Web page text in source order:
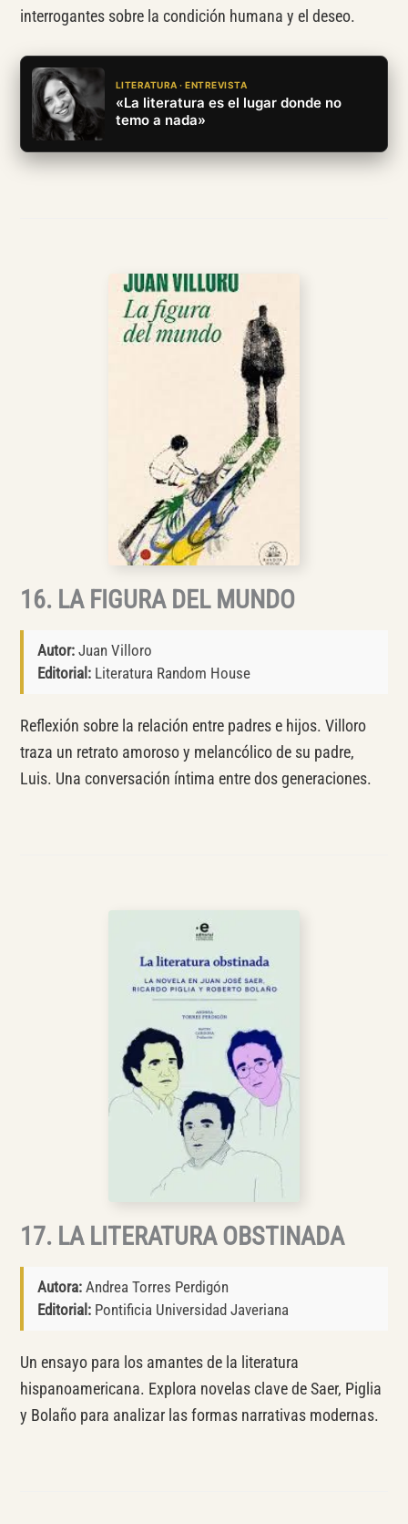
interrogantes sobre la condición humana y el deseo.
LITERATURA · ENTREVISTA
«La literatura es el lugar donde no
temo a nada»
16. LA FIGURA DEL MUNDO
Autor:Juan Villoro
Editorial:Literatura Random House
Reflexión sobre la relación entre padres e hijos. Villoro
traza un retrato amoroso y melancólico de su padre,
Luis. Una conversación íntima entre dos generaciones.
17. LA LITERATURA OBSTINADA
Autora:Andrea Torres Perdigón
Editorial:Pontificia Universidad Javeriana
Un ensayo para los amantes de la literatura
hispanoamericana. Explora novelas clave de Saer, Piglia
y Bolaño para analizar las formas narrativas modernas.